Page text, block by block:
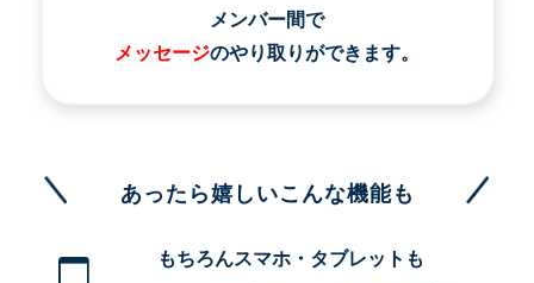
メンバー間で
メッセージのやり取りができます。
あったら嬉しいこんな機能も
もちろんスマホ・タブレットも